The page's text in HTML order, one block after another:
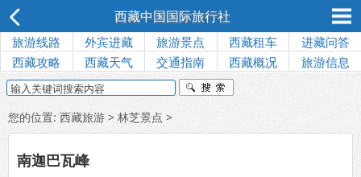
西藏中国国际旅行社
旅游线路 外宾进藏 旅游景点 西藏租车
进藏问答
西藏攻略
西藏天气 交通指南 西藏概况 旅游信息
您的位置: 西藏旅游 > 林芝景点 >
南迦巴瓦峰